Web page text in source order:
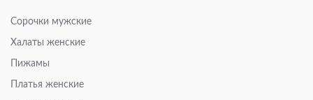
Сорочки мужские
Халаты женские
Пижамы
Платья женские